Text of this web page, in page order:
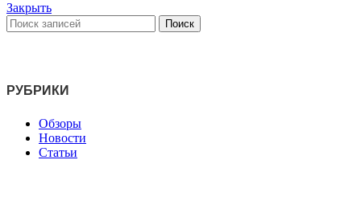
Закрыть
Поиск
РУБРИКИ
Обзоры
Новости
Статьи